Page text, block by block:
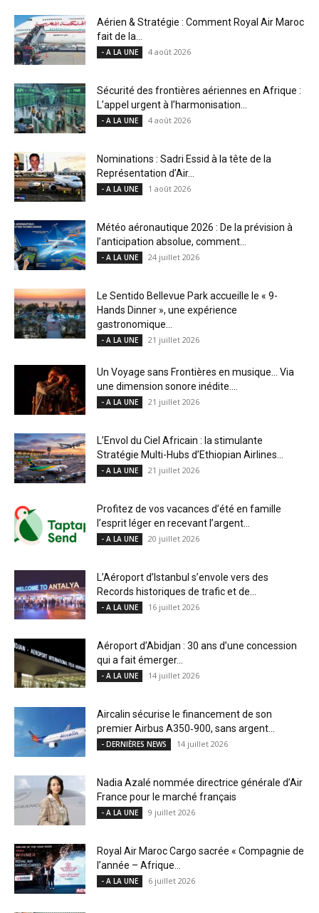
Aérien & Stratégie : Comment Royal Air Maroc
fait de la...
- A LA UNE 4 août 2026
Sécurité des frontières aériennes en Afrique :
L’appel urgent à l’harmonisation...
- A LA UNE 4 août 2026
Nominations : Sadri Essid à la tête de la
Représentation d’Air...
- A LA UNE 1 août 2026
Météo aéronautique 2026 : De la prévision à
l’anticipation absolue, comment...
- A LA UNE 24 juillet 2026
Le Sentido Bellevue Park accueille le « 9-
Hands Dinner », une expérience
gastronomique...
- A LA UNE 21 juillet 2026
Un Voyage sans Frontières en musique… Via
une dimension sonore inédite....
- A LA UNE 21 juillet 2026
L’Envol du Ciel Africain : la stimulante
Stratégie Multi-Hubs d’Ethiopian Airlines...
- A LA UNE 21 juillet 2026
Profitez de vos vacances d’été en famille
l’esprit léger en recevant l’argent...
- A LA UNE 20 juillet 2026
L’Aéroport d’Istanbul s’envole vers des
Records historiques de trafic et de...
- A LA UNE 16 juillet 2026
Aéroport d’Abidjan : 30 ans d’une concession
qui a fait émerger...
- A LA UNE 14 juillet 2026
Aircalin sécurise le financement de son
premier Airbus A350‑900, sans argent...
- DERNIÈRES NEWS 14 juillet 2026
Nadia Azalé nommée directrice générale d’Air
France pour le marché français
- A LA UNE 9 juillet 2026
Royal Air Maroc Cargo sacrée « Compagnie de
l’année – Afrique...
- A LA UNE 6 juillet 2026